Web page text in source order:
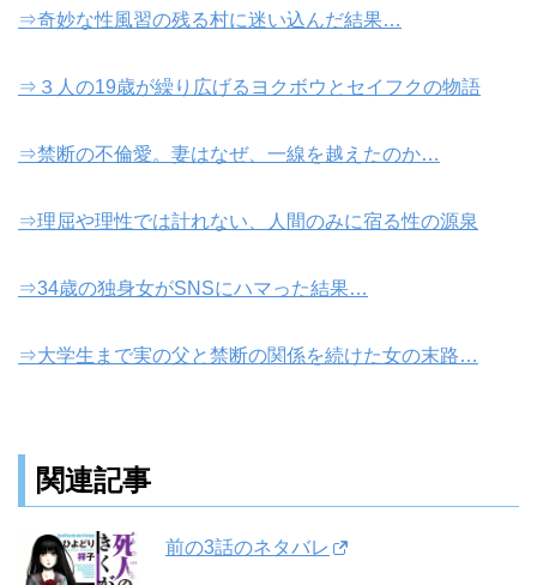
⇒奇妙な性風習の残る村に迷い込んだ結果…
⇒３人の19歳が繰り広げるヨクボウとセイフクの物語
⇒禁断の不倫愛。妻はなぜ、一線を越えたのか…
⇒理屈や理性では計れない、人間のみに宿る性の源泉
⇒34歳の独身女がSNSにハマった結果…
⇒大学生まで実の父と禁断の関係を続けた女の末路…
関連記事
前の3話のネタバレ